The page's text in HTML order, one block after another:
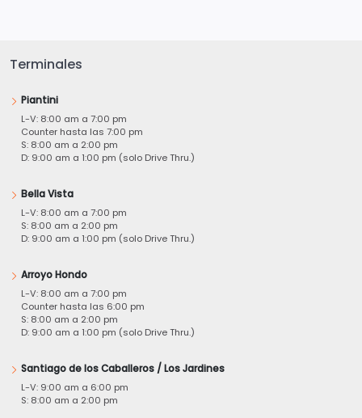
Terminales
Piantini
L-V: 8:00 am a 7:00 pm
Counter hasta las 7:00 pm
S: 8:00 am a 2:00 pm
D: 9:00 am a 1:00 pm (solo Drive Thru.)
Bella Vista
L-V: 8:00 am a 7:00 pm
S: 8:00 am a 2:00 pm
D: 9:00 am a 1:00 pm (solo Drive Thru.)
Arroyo Hondo
L-V: 8:00 am a 7:00 pm
Counter hasta las 6:00 pm
S: 8:00 am a 2:00 pm
D: 9:00 am a 1:00 pm (solo Drive Thru.)
Santiago de los Caballeros / Los Jardines
L-V: 9:00 am a 6:00 pm
S: 8:00 am a 2:00 pm